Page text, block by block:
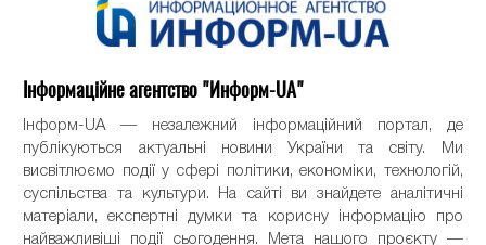
Інформаційне агентство "Информ-UA"
Інформ-UA — незалежний інформаційний портал, де
публікуються актуальні новини України та світу. Ми
висвітлюємо події у сфері політики, економіки, технологій,
суспільства та культури. На сайті ви знайдете аналітичні
матеріали, експертні думки та корисну інформацію про
найважливіші події сьогодення. Мета нашого проєкту —